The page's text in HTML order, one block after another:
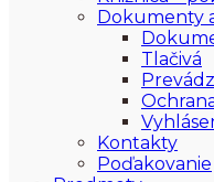
Dokumenty
Tlačivá
Kontakty
Poďakovanie